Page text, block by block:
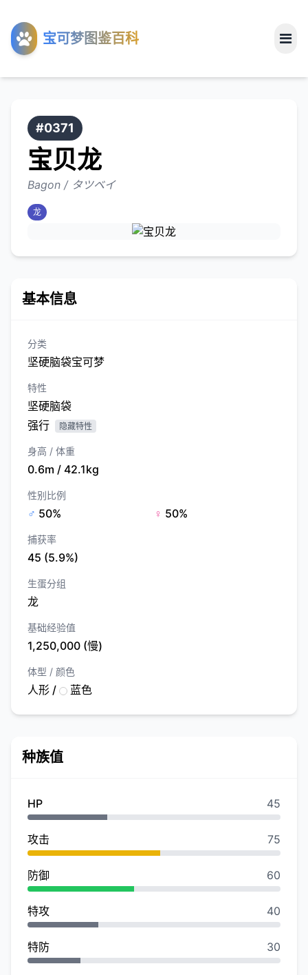
宝可梦图鉴百科
工具
关于
#0371
宝贝龙
Bagon / タツベイ
龙
基本信息
分类
坚硬脑袋宝可梦
特性
坚硬脑袋
强行
隐藏特性
身高 / 体重
0.6m / 42.1kg
性别比例
♂ 50% ♀ 50%
捕获率
45 (5.9%)
生蛋分组
龙
基础经验值
1,250,000 (慢)
体型 / 颜色
人形 / 蓝色
种族值
HP 45
攻击 75
防御 60
特攻 40
特防 30